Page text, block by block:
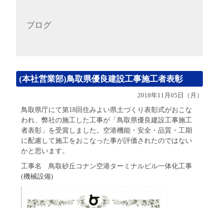
ブログ
(本社営業部)鳥取県優良建設工事施工者表彰
2018年11月05日（月）
鳥取県庁にて第18回住みよい県土づくり表彰式がおこな
われ、弊社の施工した工事が「鳥取県優良建設工事施工
者表彰」を受賞しました。空港機能・安全・品質・工期
に配慮して施工をおこなった事が評価されたのではない
かと思います。
工事名 鳥取砂丘コナン空港ターミナルビル一体化工事
(機械設備)